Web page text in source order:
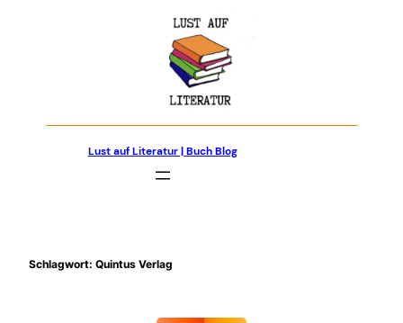
Lust auf Literatur | Buch Blog
Schlagwort: Quintus Verlag